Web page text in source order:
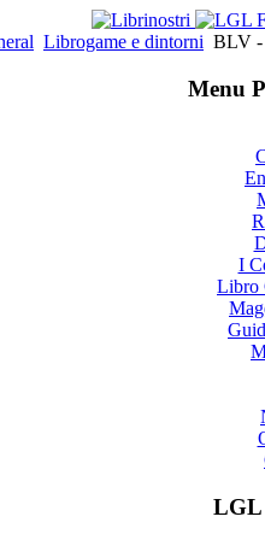
Librogame e dintorni BLV -
Menu
I
Libro
LGL